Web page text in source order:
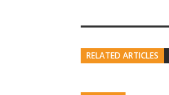
RELATED ARTICLES